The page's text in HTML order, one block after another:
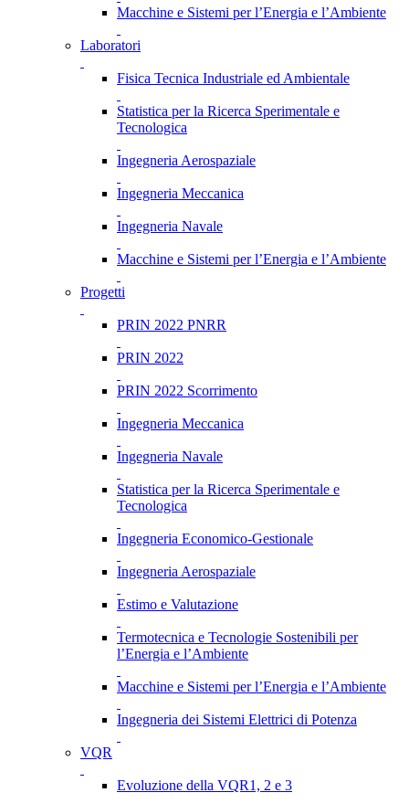
Macchine e Sistemi per l’Energia e l’Ambiente
Laboratori
Fisica Tecnica Industriale ed Ambientale
Statistica per la Ricerca Sperimentale e
Tecnologica
Ingegneria Aerospaziale
Ingegneria Meccanica
Ingegneria Navale
Macchine e Sistemi per l’Energia e l’Ambiente
Progetti
PRIN 2022 PNRR
PRIN 2022
PRIN 2022 Scorrimento
Ingegneria Meccanica
Ingegneria Navale
Statistica per la Ricerca Sperimentale e
Tecnologica
Ingegneria Economico-Gestionale
Ingegneria Aerospaziale
Estimo e Valutazione
Termotecnica e Tecnologie Sostenibili per
l’Energia e l’Ambiente
Macchine e Sistemi per l’Energia e l’Ambiente
Ingegneria dei Sistemi Elettrici di Potenza
VQR
Evoluzione della VQR1, 2 e 3